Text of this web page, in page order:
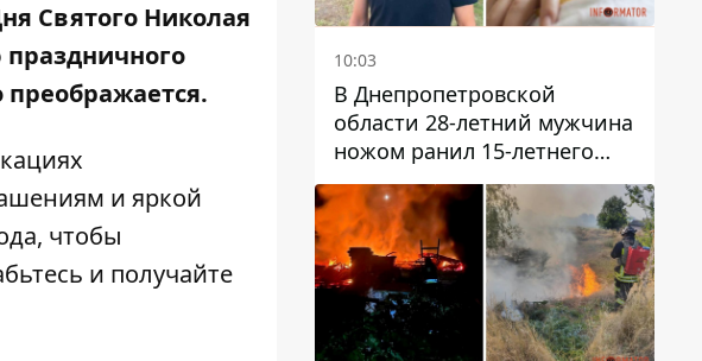
Святого Николая
праздничного
преображается.
и яркой
чтобы
и получайте
10:03
В Днепропетровской
области 28-летний мужчина
ножом ранил 15-летнего
парня